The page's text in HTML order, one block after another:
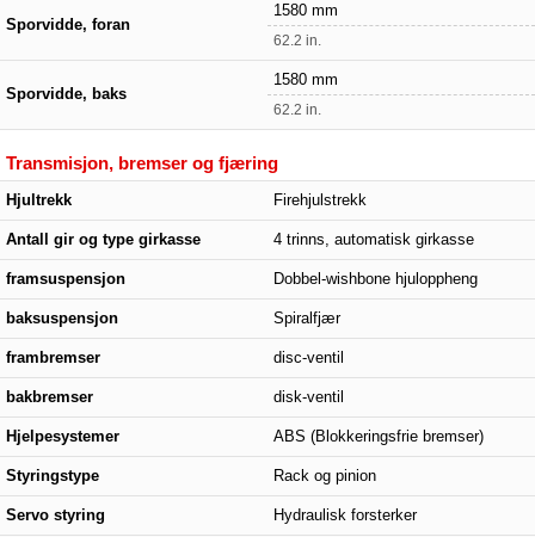
Sporvidde, foran
1580 mm
62.2 in.
Sporvidde, baks
1580 mm
62.2 in.
Transmisjon, bremser og fjæring
Hjultrekk Firehjulstrekk
Antall gir og type girkasse 4 trinns, automatisk girkasse
framsuspensjon Dobbel-wishbone hjuloppheng
baksuspensjon Spiralfjær
frambremser disc-ventil
bakbremser disk-ventil
Hjelpesystemer ABS (Blokkeringsfrie bremser)
Styringstype Rack og pinion
Servo styring Hydraulisk forsterker